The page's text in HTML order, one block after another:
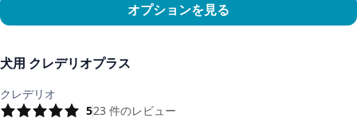
オプションを見る
犬用 クレデリオプラス
クレデリオ
523 件のレビュー